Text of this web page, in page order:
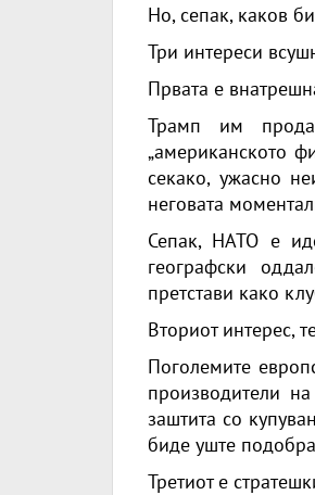
Но, сепак, каков
Три интереси
Првата е
Трамп им
„американското
секако, ужасно
неговата
Сепак, НАТО е
географски
претстави како
Вториот интерес,
Поголемите
производители
заштита со
биде уште подобра
Третиот е